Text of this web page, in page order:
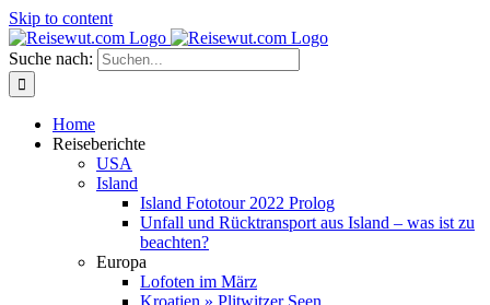
Skip to content
Suche nach:
Home
Reiseberichte
USA
Island
Island Fototour 2022 Prolog
Unfall und Rücktransport aus Island – was ist zu
beachten?
Europa
Lofoten im März
Kroatien » Plitwitzer Seen